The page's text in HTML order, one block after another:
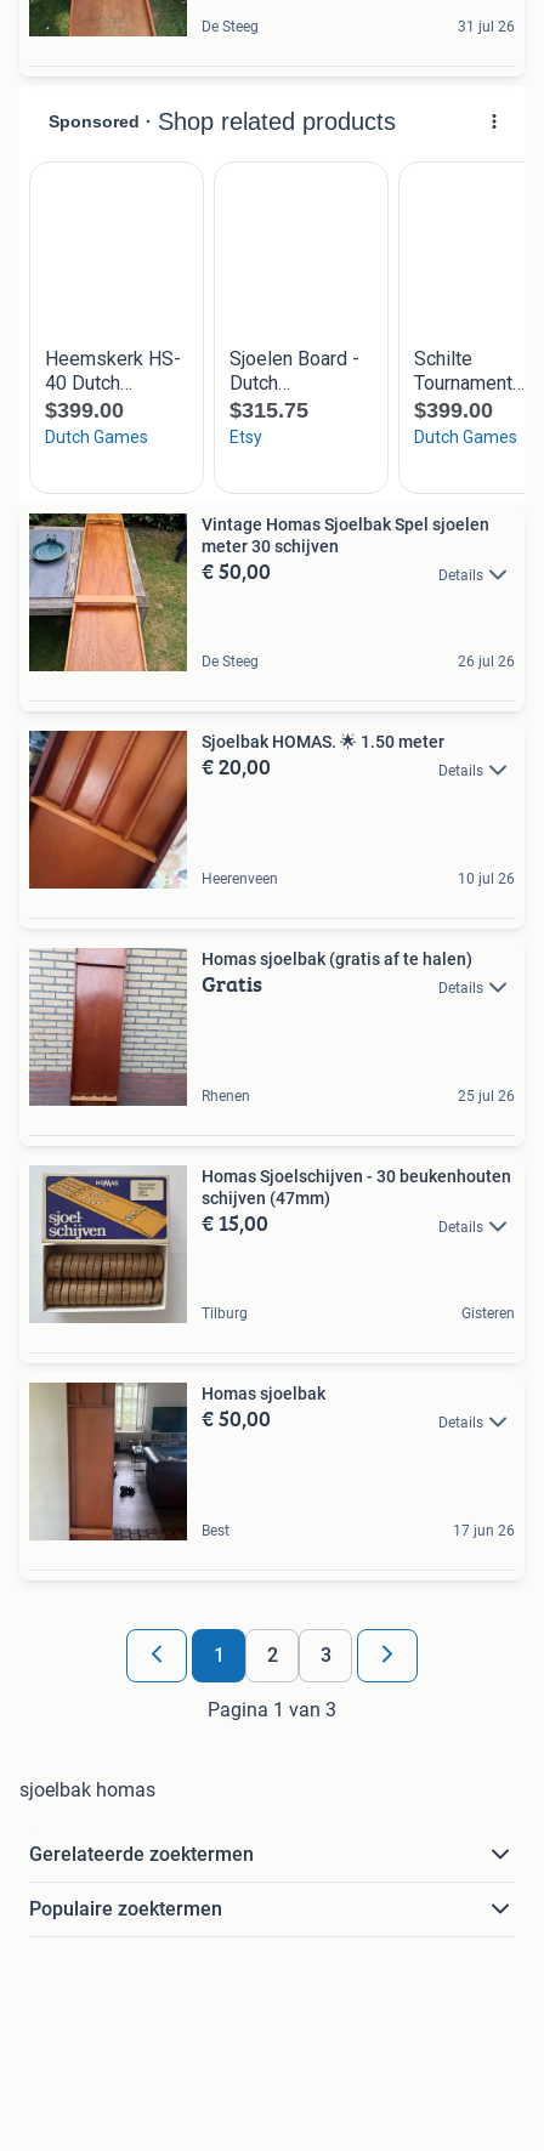
De Steeg 31 jul 26
Vintage Homas Sjoelbak Spel sjoelen
meter 30 schijven
€ 50,00 Details
De Steeg 26 jul 26
Sjoelbak HOMAS. 🌟 1.50 meter
€ 20,00 Details
Heerenveen 10 jul 26
Homas sjoelbak (gratis af te halen)
Gratis Details
Rhenen 25 jul 26
Homas Sjoelschijven - 30 beukenhouten
schijven (47mm)
€ 15,00 Details
Tilburg Gisteren
Homas sjoelbak
€ 50,00 Details
Best 17 jun 26
1 2 3
Pagina 1 van 3
sjoelbak homas
Gerelateerde zoektermen
Populaire zoektermen